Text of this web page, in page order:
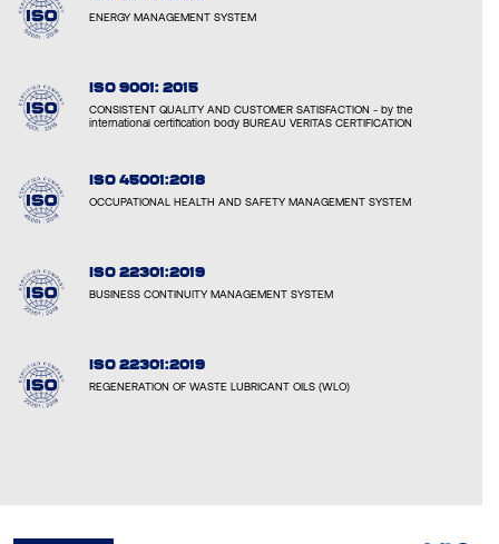
ENERGY MANAGEMENT SYSTEM
ISO 9001: 2015
CONSISTENT QUALITY AND CUSTOMER SATISFACTION - by the
international certification body BUREAU VERITAS CERTIFICATION
ISO 45001:2018
OCCUPATIONAL HEALTH AND SAFETY MANAGEMENT SYSTEM
ISO 22301:2019
BUSINESS CONTINUITY MANAGEMENT SYSTEM
ISO 22301:2019
REGENERATION OF WASTE LUBRICANT OILS (WLO)